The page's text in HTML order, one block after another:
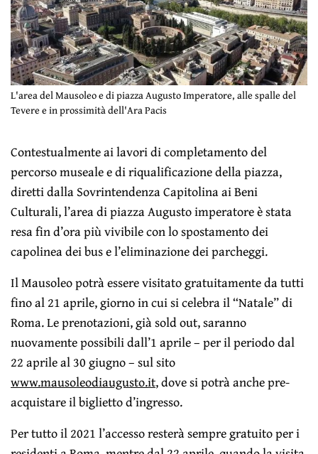
L'area del Mausoleo e di piazza Augusto Imperatore, alle spalle del
Tevere e in prossimità dell'Ara Pacis
Contestualmente ai lavori di completamento del
percorso museale e di riqualificazione della piazza,
diretti dalla Sovrintendenza Capitolina ai Beni
Culturali, l’area di piazza Augusto imperatore è stata
resa fin d’ora più vivibile con lo spostamento dei
capolinea dei bus e l’eliminazione dei parcheggi.
Il Mausoleo potrà essere visitato gratuitamente da tutti
fino al 21 aprile, giorno in cui si celebra il “Natale” di
Roma. Le prenotazioni, già sold out, saranno
nuovamente possibili dall’1 aprile – per il periodo dal
22 aprile al 30 giugno – sul sito
www.mausoleodiaugusto.it, dove si potrà anche pre-
acquistare il biglietto d’ingresso.
Per tutto il 2021 l’accesso resterà sempre gratuito per i